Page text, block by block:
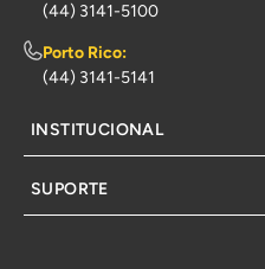
(44) 3141-5100
Porto Rico:
(44) 3141-5141
INSTITUCIONAL
SUPORTE